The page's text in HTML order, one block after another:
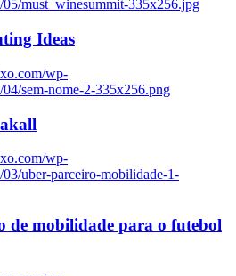
05/must_winesummit-335x256.jpg
Ideas
wp-
sem-nome-2-335x256.png
wp-
uber-parceiro-mobilidade-1-
de mobilidade para o futebol